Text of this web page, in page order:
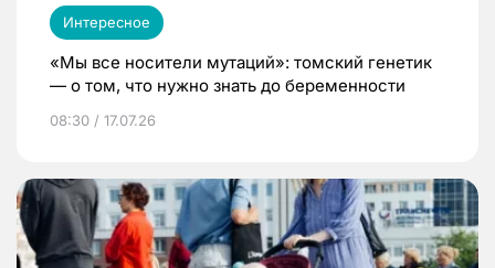
Интересное
«Мы все носители мутаций»: томский генетик
— о том, что нужно знать до беременности
08:30 / 17.07.26